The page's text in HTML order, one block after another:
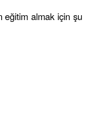
eğitim almak için şu